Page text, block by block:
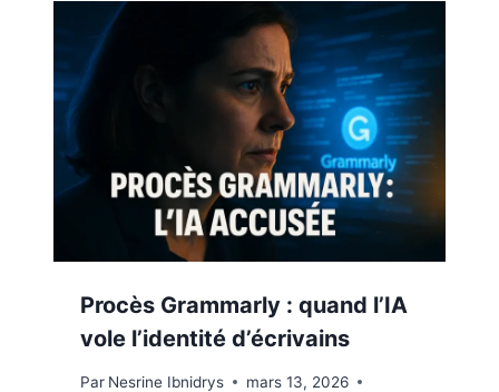
Procès Grammarly : quand l’IA
vole l’identité d’écrivains
Par Nesrine Ibnidrys
mars 13, 2026